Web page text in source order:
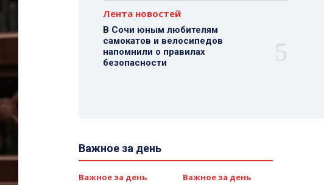
Лента новостей
В Сочи юным любителям
самокатов и велосипедов
напомнили о правилах
безопасности
Важное за день
Важное за день Важное за день